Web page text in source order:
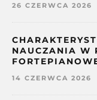
26 CZERWCA 2026
NAUCZANIA W
14 CZERWCA 2026